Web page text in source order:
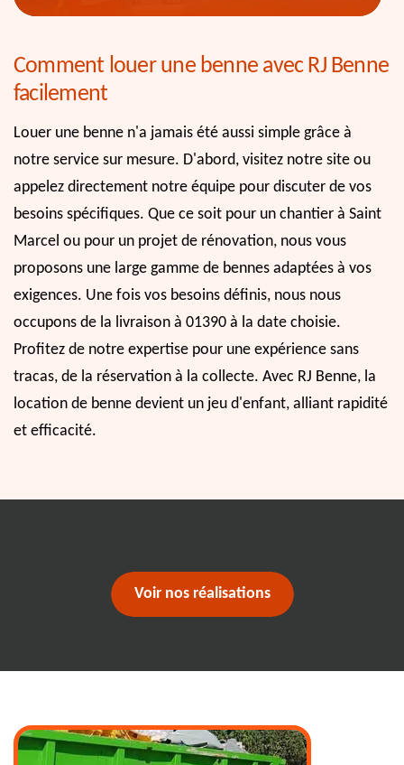
Comment louer une benne avec RJ Benne
facilement
Louer une benne n'a jamais été aussi simple grâce à
notre service sur mesure. D'abord, visitez notre site ou
appelez directement notre équipe pour discuter de vos
besoins spécifiques. Que ce soit pour un chantier à Saint
Marcel ou pour un projet de rénovation, nous vous
proposons une large gamme de bennes adaptées à vos
exigences. Une fois vos besoins définis, nous nous
occupons de la livraison à 01390 à la date choisie.
Profitez de notre expertise pour une expérience sans
tracas, de la réservation à la collecte. Avec RJ Benne, la
location de benne devient un jeu d'enfant, alliant rapidité
et efficacité.
Voir nos réalisations